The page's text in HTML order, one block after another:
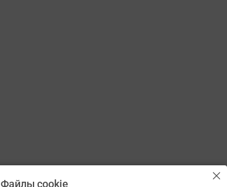
Файлы cookie